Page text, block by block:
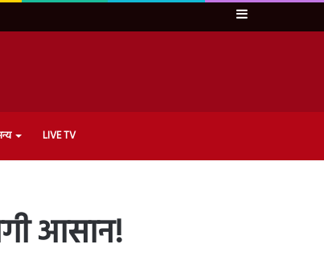
Sidebar
LIVE TV
आसान!